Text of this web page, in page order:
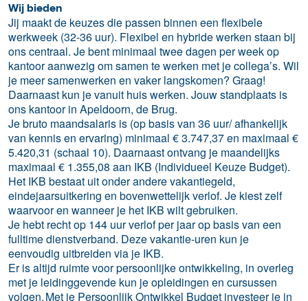
Wij bieden
Jij maakt de keuzes die passen binnen een flexibele
werkweek (32-36 uur). Flexibel en hybride werken staan bij
ons centraal. Je bent minimaal twee dagen per week op
kantoor aanwezig om samen te werken met je collega’s. Wil
je meer samenwerken en vaker langskomen? Graag!
Daarnaast kun je vanuit huis werken. Jouw standplaats is
ons kantoor in Apeldoorn, de Brug.
Je bruto maandsalaris is (op basis van 36 uur/ afhankelijk
van kennis en ervaring) minimaal € 3.747,37 en maximaal €
5.420,31 (schaal 10). Daarnaast ontvang je maandelijks
maximaal € 1.355,08 aan IKB (Individueel Keuze Budget).
Het IKB bestaat uit onder andere vakantiegeld,
eindejaarsuitkering en bovenwettelijk verlof. Je kiest zelf
waarvoor en wanneer je het IKB wilt gebruiken.
Je hebt recht op 144 uur verlof per jaar op basis van een
fulltime dienstverband. Deze vakantie-uren kun je
eenvoudig uitbreiden via je IKB.
Er is altijd ruimte voor persoonlijke ontwikkeling, in overleg
met je leidinggevende kun je opleidingen en cursussen
volgen. Met je Persoonlijk Ontwikkel Budget investeer je in